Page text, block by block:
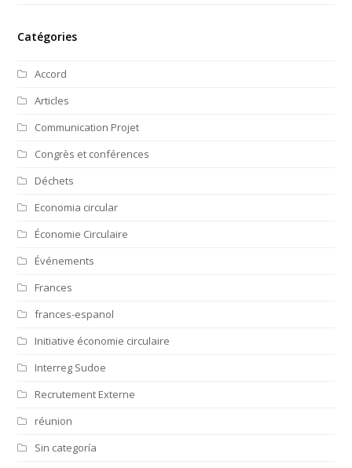
Catégories
Accord
Articles
Communication Projet
Congrès et conférences
Déchets
Economia circular
Économie Circulaire
Événements
Frances
frances-espanol
Initiative économie circulaire
Interreg Sudoe
Recrutement Externe
réunion
Sin categoría